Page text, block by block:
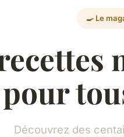
🍳 Le
pour
Découvrez des